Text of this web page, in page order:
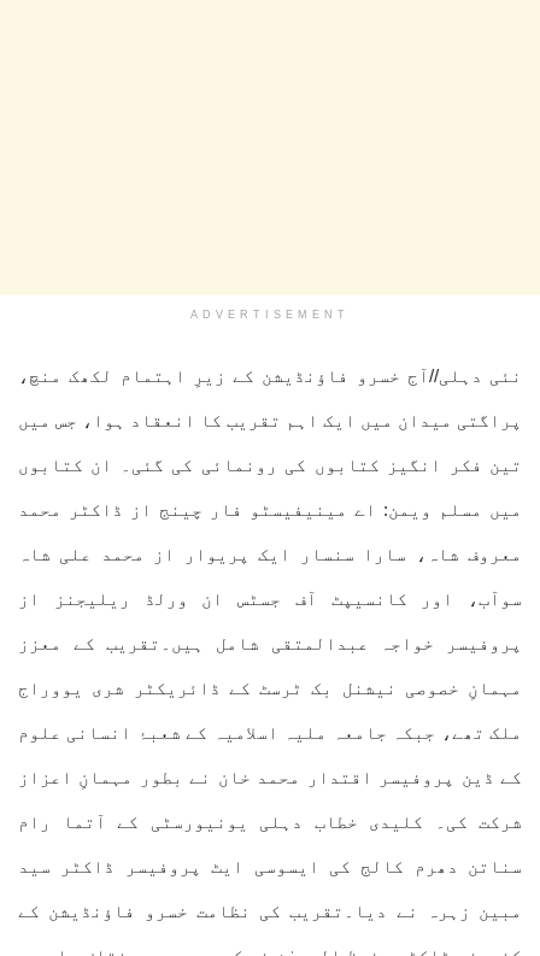
ADVERTISEMENT
نئی دہلی//آج خسرو فاؤنڈیشن کے زیرِ اہتمام لکھک منچ،
پراگتی میدان میں ایک اہم تقریب کا انعقاد ہوا، جس میں
تین فکر انگیز کتابوں کی رونمائی کی گئی۔ ان کتابوں
میں مسلم ویمن: اے مینیفیسٹو فار چینج از ڈاکٹر محمد
معروف شاہ، سارا سنسار ایک پریوار از محمد علی شاہ
سوآب، اور کانسیپٹ آف جسٹس ان ورلڈ ریلیجنز از
پروفیسر خواجہ عبدالمتقی شامل ہیں۔تقریب کے معزز
مہمانِ خصوصی نیشنل بک ٹرسٹ کے ڈائریکٹر شری یووراج
ملک تھے، جبکہ جامعہ ملیہ اسلامیہ کے شعبۂ انسانی علوم
کے ڈین پروفیسر اقتدار محمد خان نے بطور مہمانِ اعزاز
شرکت کی۔ کلیدی خطاب دہلی یونیورسٹی کے آتما رام
سناتن دھرم کالج کی ایسوسی ایٹ پروفیسر ڈاکٹر سید
مبین زہرہ نے دیا۔تقریب کی نظامت خسرو فاؤنڈیشن کے